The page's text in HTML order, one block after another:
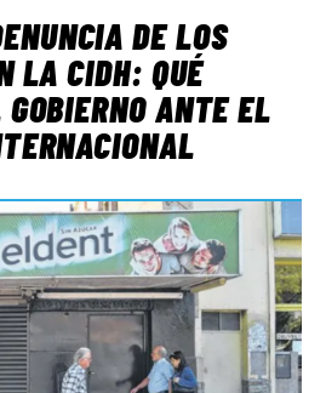
DE LOS
LA CIDH: QUÉ
ANTE EL